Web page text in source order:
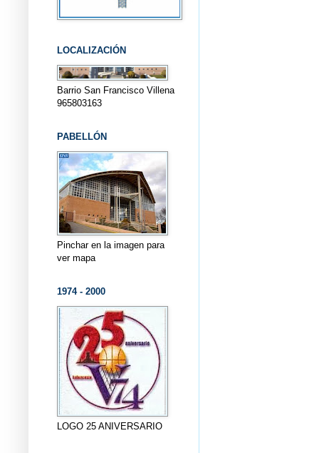
LOCALIZACIÓN
Barrio San Francisco Villena
965803163
PABELLÓN
Pinchar en la imagen para
ver mapa
1974 - 2000
LOGO 25 ANIVERSARIO